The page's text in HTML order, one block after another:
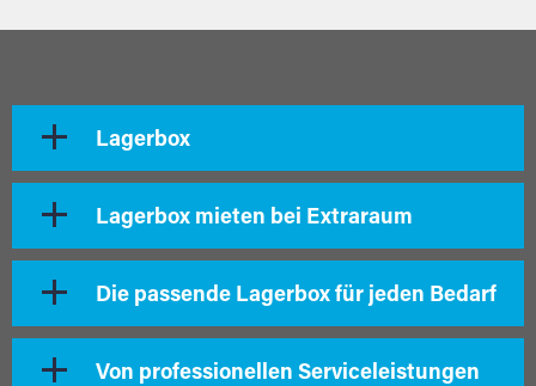
Lagerbox
Lagerbox mieten bei Extraraum
Die passende Lagerbox für jeden Bedarf
Von professionellen Serviceleistungen